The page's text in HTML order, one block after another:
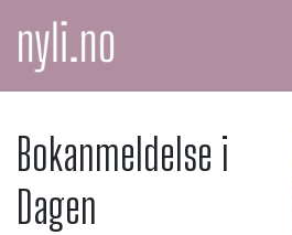
Bokanmeldelse i
Dagen